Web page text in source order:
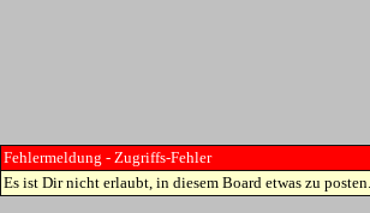
Fehlermeldung - Zugriffs-Fehler
Es ist Dir nicht erlaubt, in diesem Board etwas zu posten.